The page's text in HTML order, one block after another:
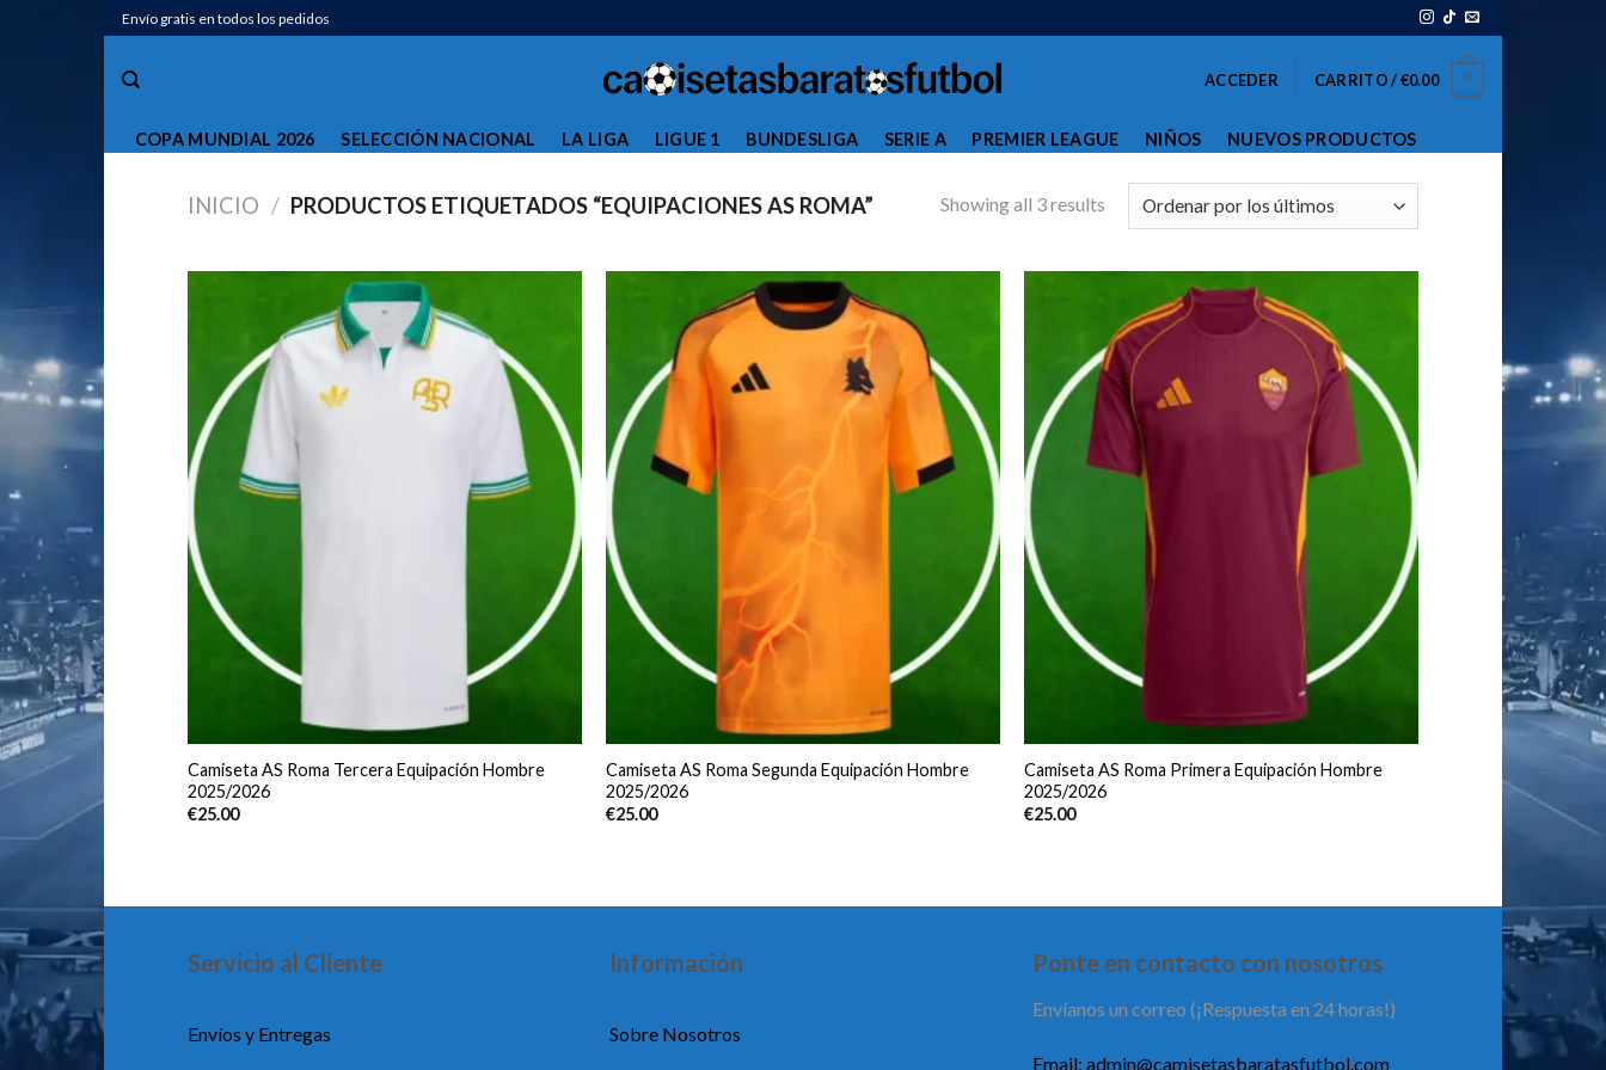
Saltar
al
contenido
Envío gratis en todos los pedidos
ACCEDER CARRITO /€0.00 0
COPA MUNDIAL 2026 SELECCIÓN NACIONAL LA LIGA LIGUE 1 BUNDESLIGA SERIE A PREMIER LEAGUE NIÑOS NUEVOS PRODUCTOS
INICIO / PRODUCTOS ETIQUETADOS “EQUIPACIONES AS ROMA” Showing all 3 results
Camiseta AS Roma Tercera Equipación Hombre
2025/2026
€25.00
Camiseta AS Roma Segunda Equipación Hombre
2025/2026
€25.00
Camiseta AS Roma Primera Equipación Hombre
2025/2026
€25.00
Servicio al Cliente
Envíos y Entregas
Información
Sobre Nosotros
Ponte en contacto con nosotros
Envíanos un correo (¡Respuesta en 24 horas!)
Email: admin@camisetasbaratasfutbol.com